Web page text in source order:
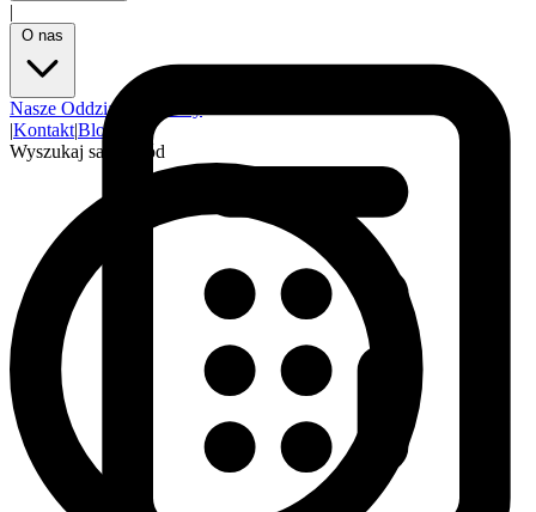
|
Nasze Oddziały
|Kontakt|Blog
Wyszukaj samochód